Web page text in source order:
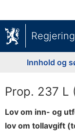
Innhold og
Prop. 237 L
Lov om inn- og
lov om tollavgift